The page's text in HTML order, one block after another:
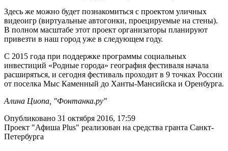
Здесь же можно будет познакомиться с проектом уличных
видеоигр (виртуальные автогонки, проецируемые на стены).
В полном масштабе этот проект организаторы планируют
привезти в наш город уже в следующем году.
С 2015 года при поддержке программы социальных
инвестиций «Родные города» география фестиваля начала
расширяться, и сегодня фестиваль проходит в 9 точках России
от поселка Мыс Каменный до Ханты-Мансийска и Оренбурга.
Алина Циопа, "Фонтанка.ру"
Опубликовано 31 октября 2016, 17:59
Проект "Афиша Plus" реализован на средства гранта Санкт-
Петербурга